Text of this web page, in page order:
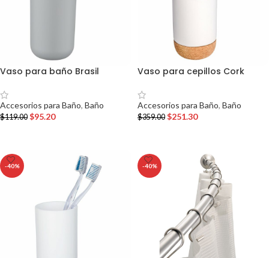
Vaso para baño Brasil
Accesorios para Baño, Baño
$119.00 $95.20
Vaso para cepillos Cork
Accesorios para Baño, Baño
$359.00 $251.30
-40% -40%